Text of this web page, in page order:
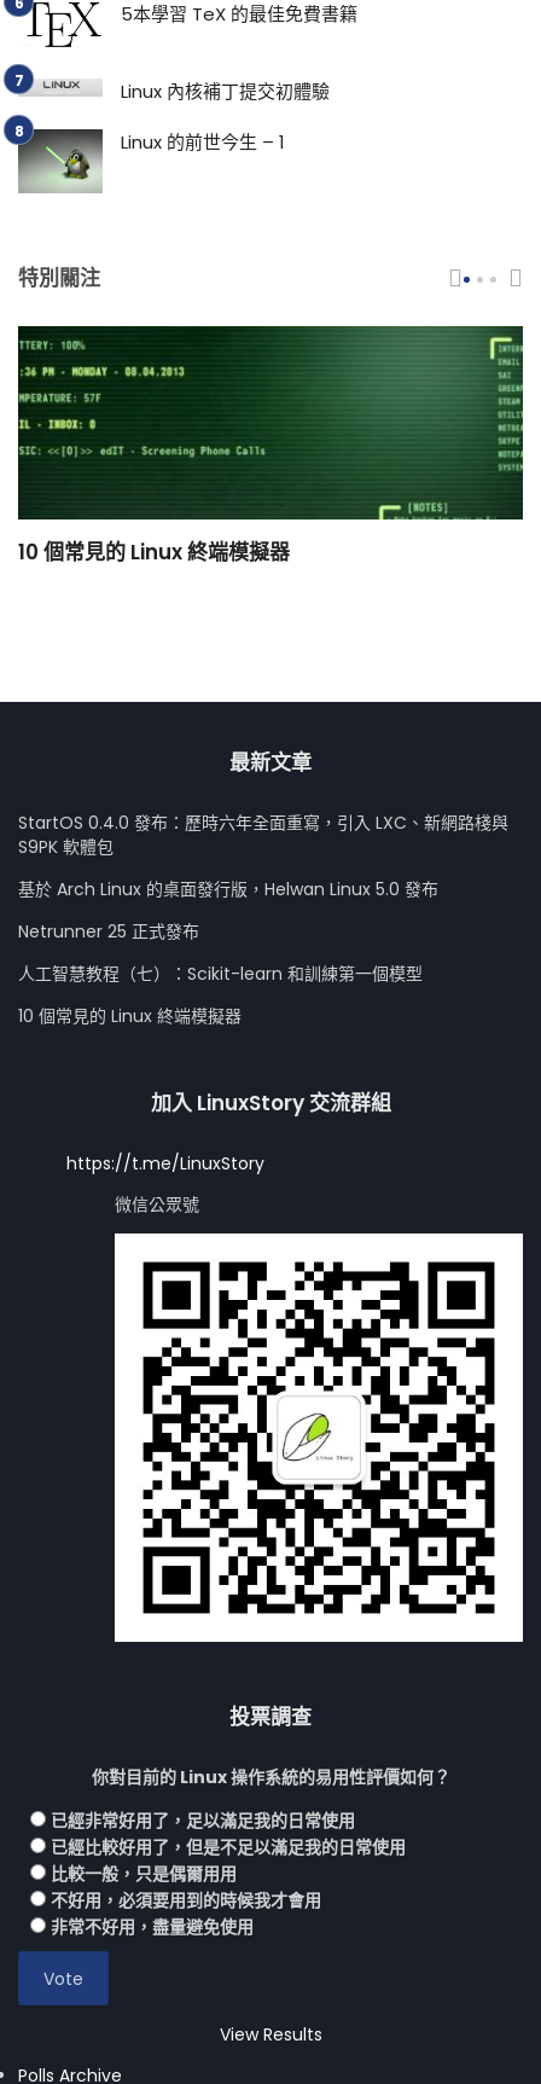
5本學習 TeX 的最佳免費書籍
Linux 內核補丁提交初體驗
Linux 的前世今生 – 1
特別關注
10 個常見的 Linux 終端模擬器
最新文章
StartOS 0.4.0 發布：歷時六年全面重寫，引入 LXC、新網路棧與
S9PK 軟體包
基於 Arch Linux 的桌面發行版，Helwan Linux 5.0 發布
Netrunner 25 正式發布
人工智慧教程（七）：Scikit-learn 和訓練第一個模型
10 個常見的 Linux 終端模擬器
加入 LinuxStory 交流群組
https://t.me/LinuxStory
微信公眾號
投票調查
你對目前的 Linux 操作系統的易用性評價如何？
已經非常好用了，足以滿足我的日常使用
已經比較好用了，但是不足以滿足我的日常使用
比較一般，只是偶爾用用
不好用，必須要用到的時候我才會用
非常不好用，盡量避免使用
View Results
Polls Archive